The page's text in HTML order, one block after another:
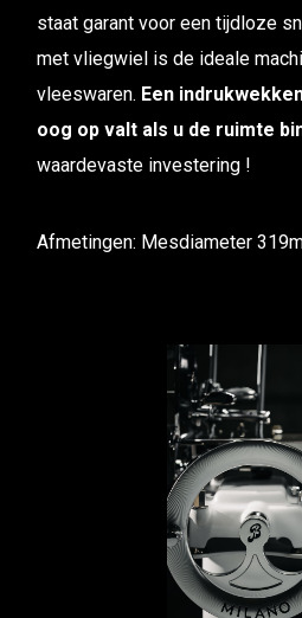
staat garant voor een tijdloze
met vliegwiel is de ideale
vleeswaren. Een
oog op valt als u de ruimte
waardevaste investering !
Afmetingen: Mesdiameter